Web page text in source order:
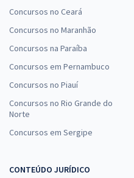
Concursos no Ceará
Concursos no Maranhão
Concursos na Paraíba
Concursos em Pernambuco
Concursos no Piauí
Concursos no Rio Grande do
Norte
Concursos em Sergipe
CONTEÚDO JURÍDICO